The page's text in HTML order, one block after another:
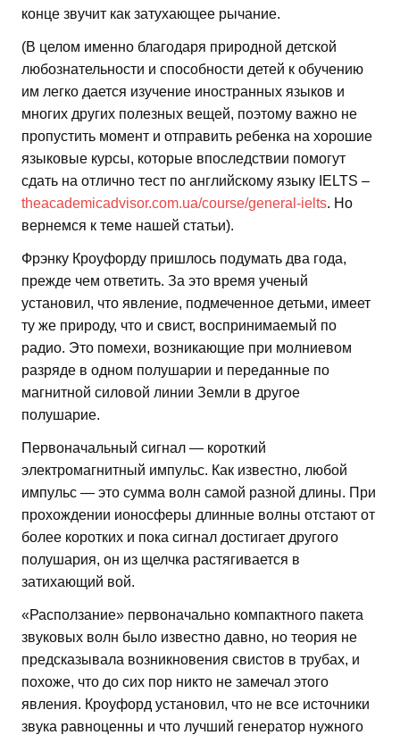
конце звучит как затухающее рычание.
(В целом именно благодаря природной детской
любознательности и способности детей к обучению
им легко дается изучение иностранных языков и
многих других полезных вещей, поэтому важно не
пропустить момент и отправить ребенка на хорошие
языковые курсы, которые впоследствии помогут
cдать на отлично тест по английскому языку IELTS –
theacademicadvisor.com.ua/course/general-ielts. Но
вернемся к теме нашей статьи).
Фрэнку Кроуфорду пришлось подумать два года,
прежде чем ответить. За это время ученый
установил, что явление, подмеченное детьми, имеет
ту же природу, что и свист, воспринимаемый по
радио. Это помехи, возникающие при молниевом
разряде в одном полушарии и переданные по
магнитной силовой линии Земли в другое
полушарие.
Первоначальный сигнал — короткий
электромагнитный импульс. Как известно, любой
импульс — это сумма волн самой разной длины. При
прохождении ионосферы длинные волны отстают от
более коротких и пока сигнал достигает другого
полушария, он из щелчка растягивается в
затихающий вой.
«Расползание» первоначально компактного пакета
звуковых волн было известно давно, но теория не
предсказывала возникновения свистов в трубах, и
похоже, что до сих пор никто не замечал этого
явления. Кроуфорд установил, что не все источники
звука равноценны и что лучший генератор нужного